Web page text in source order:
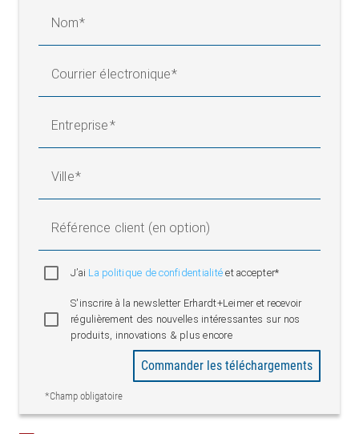
Nom
Courrier électronique
Entreprise
Ville
Référence client (en option)
J’ai La politique de confidentialitéet accepter*
S'inscrire à la newsletter Erhardt+Leimer et recevoir
régulièrement des nouvelles intéressantes sur nos
produits, innovations & plus encore
*Champ obligatoire
Commander les téléchargements